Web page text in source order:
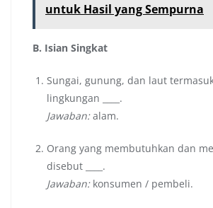
untuk Hasil yang Sempurna
B. Isian Singkat
Sungai, gunung, dan laut
lingkungan ____.
Jawaban:alam.
Orang yang membutuhkan dan
disebut ____.
Jawaban:konsumen / pembeli.